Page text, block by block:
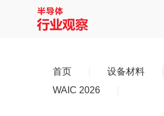
首页 设备材料
WAIC 2026